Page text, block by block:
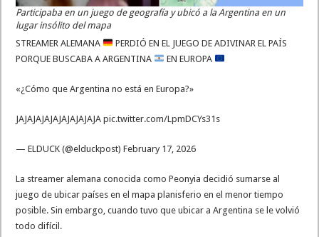
Participaba en un juego de geografía y ubicó a la Argentina en un
lugar insólito del mapa
STREAMER ALEMANA
PERDIÓ EN EL JUEGO DE ADIVINAR EL PAÍS
PORQUE BUSCABA A ARGENTINA
EN EUROPA
«¿Cómo que Argentina no está en Europa?»
JAJAJAJAJAJAJAJAJAJA pic.twitter.com/LpmDCYs31s
— ELDUCK (@elduckpost) February 17, 2026
La streamer alemana conocida como Peonyia decidió sumarse al
juego de ubicar países en el mapa planisferio en el menor tiempo
posible. Sin embargo, cuando tuvo que ubicar a Argentina se le volvió
todo difícil.